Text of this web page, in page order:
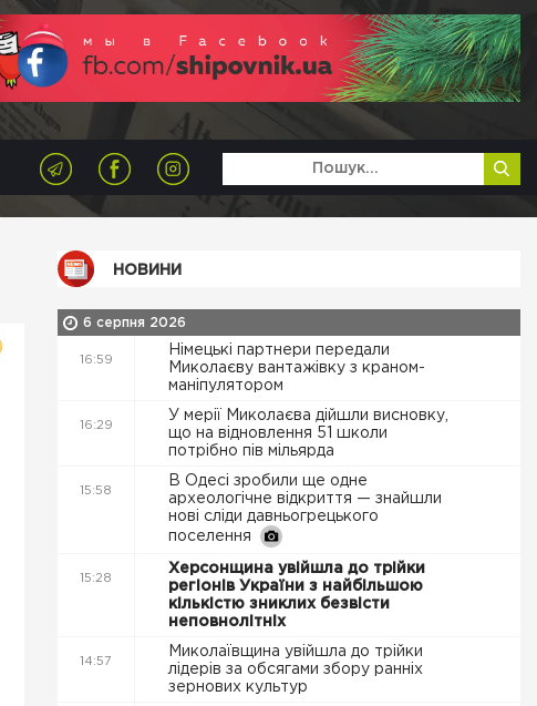
НОВИНИ
6 серпня 2026
16:59
Німецькі партнери передали
Миколаєву вантажівку з краном-
маніпулятором
16:29
У мерії Миколаєва дійшли висновку,
що на відновлення 51 школи
потрібно пів мільярда
15:58
В Одесі зробили ще одне
археологічне відкриття — знайшли
нові сліди давньогрецького
поселення
15:28
Херсонщина увійшла до трійки
регіонів України з найбільшою
кількістю зниклих безвісти
неповнолітніх
14:57
Миколаївщина увійшла до трійки
лідерів за обсягами збору ранніх
зернових культур